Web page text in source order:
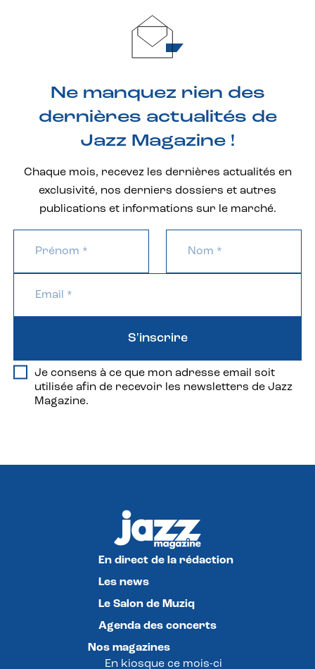
Ne manquez rien des
dernières actualités de
Jazz Magazine !
Chaque mois, recevez les dernières actualités en
exclusivité, nos derniers dossiers et autres
publications et informations sur le marché.
Je consens à ce que mon adresse email soit
utilisée afin de recevoir les newsletters de Jazz
Magazine.
S'inscrire
En direct de la rédaction
Les news
Le Salon de Muziq
Agenda des concerts
Nos magazines
En kiosque ce mois-ci